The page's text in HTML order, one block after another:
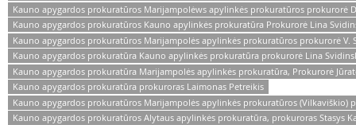
Kauno apygardos prokuratūros Marijampolėws apylinkės prokuratūros prokurorė
Kauno apygardos prokuratūros Kauno apylinkės prokuratūra Prokurorė Lina
Kauno apygardos prokuratūros Marijampolės apylinkės prokuratūros prokurorė V.
Kauno apygardos prokuratūra Kauno apylinkės prokuratūra prokurorė Lina
Kauno apygardos prokuratūra Marijampolės apylinkės prokuratūra, Prokurorė
Kauno apygardos prokuratūra prokuroras Laimonas Petreikis
Kauno apygardos prokuratūros Marijampolės apylinkės prokuratūros (Vilkaviškio)
Kauno apygardos prokuratūros Alytaus apylinkės prokuratūra, prokuroras Stasys